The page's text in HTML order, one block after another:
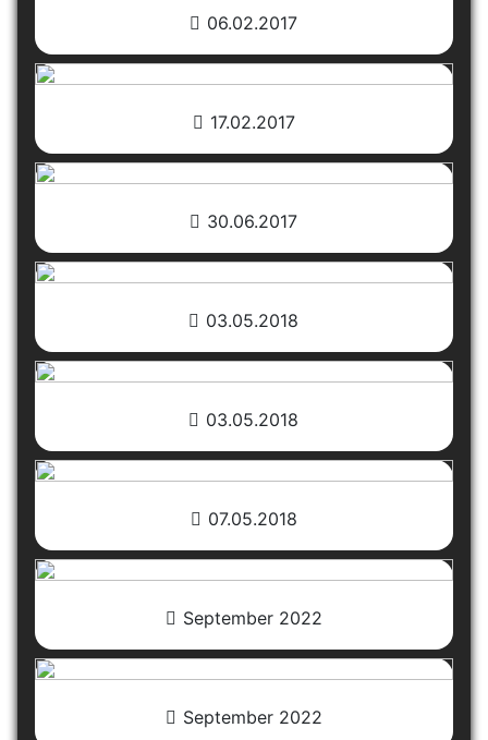
06.02.2017
17.02.2017
30.06.2017
03.05.2018
03.05.2018
07.05.2018
September 2022
September 2022